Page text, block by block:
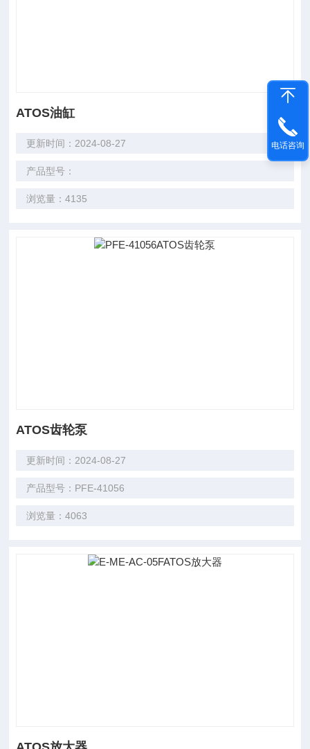
ATOS油缸
更新时间：2024-08-27
产品型号：
浏览量：4135
ATOS齿轮泵
更新时间：2024-08-27
产品型号：PFE-41056
浏览量：4063
电话咨询